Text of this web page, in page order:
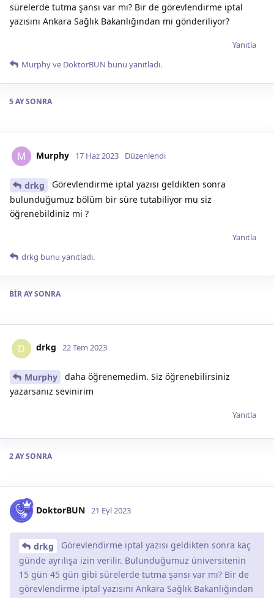
sürelerde tutma şansı var mı? Bir de görevlendirme iptal
yazısını Ankara Sağlık Bakanlığından mi gönderiliyor?
Yanıtla
Murphyve DoktorBUN bunu yanıtladı.
5 AYSONRA
M Murphy 17 Haz 2023 Düzenlendi
drkg
Görevlendirme iptal yazısı geldikten sonra
bulunduğumuz bölüm bir süre tutabiliyor mu siz
öğrenebildiniz mi ?
Yanıtla
drkg bunu yanıtladı.
BIR AYSONRA
D drkg 22 Tem 2023
Murphy
daha öğrenemedim. Siz öğrenebilirsiniz
yazarsanız sevinirim
Yanıtla
2 AYSONRA
DoktorBUN 21 Eyl 2023
drkg
Görevlendirme iptal yazısı geldikten sonra kaç
günde ayrılışa izin verilir. Bulunduğumuz üniversitenin
15 gün 45 gün gibi sürelerde tutma şansı var mı? Bir de
görevlendirme iptal yazısını Ankara Sağlık Bakanlığından